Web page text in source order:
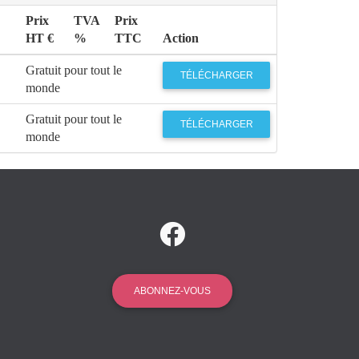
Prix
HT €
TVA
%
Prix
TTC
Action
Gratuit pour tout le
monde
TÉLÉCHARGER
Gratuit pour tout le
monde
TÉLÉCHARGER
ABONNEZ-VOUS